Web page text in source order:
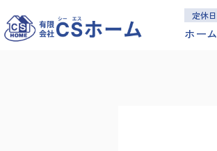
定休日
ホーム